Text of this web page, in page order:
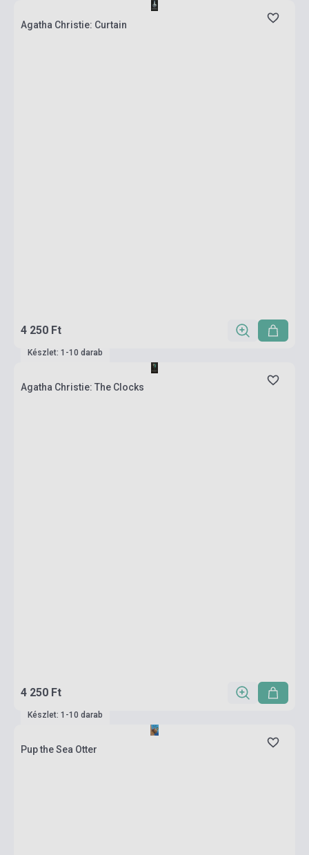
Agatha Christie: Curtain
4 250 Ft
Készlet: 1-10 darab
Agatha Christie: The Clocks
4 250 Ft
Készlet: 1-10 darab
Pup the Sea Otter